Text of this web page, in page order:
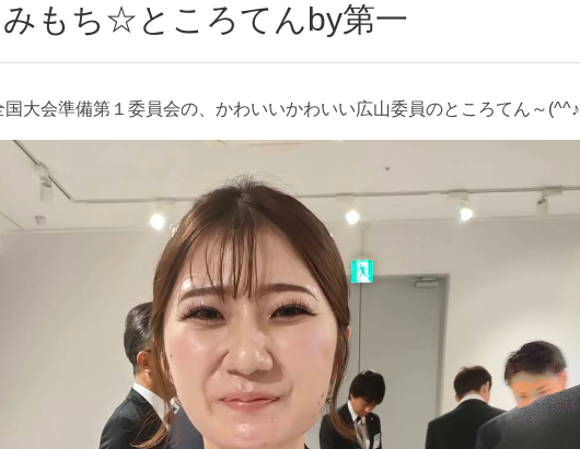
みもち☆ところてんby第一
国大会準備第１委員会の、かわいいかわいい広山委員のところてん～(^^♪